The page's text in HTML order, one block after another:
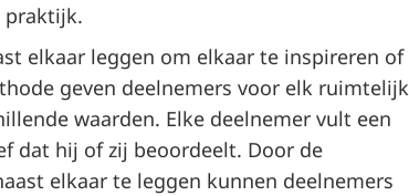
praktijk.
elkaar leggen om elkaar te inspireren of
geven deelnemers voor elk ruimtelijk
waarden. Elke deelnemer vult een
dat hij of zij beoordeelt. Door de
elkaar te leggen kunnen deelnemers